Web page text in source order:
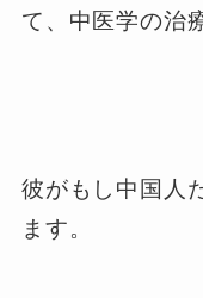
て、中医学の治
彼がもし中国人
ます。